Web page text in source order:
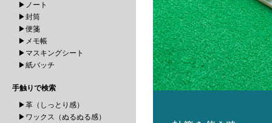
▶ノート
▶封筒
▶便箋
▶メモ帳
▶マスキングシート
▶紙バッチ
手触りで検索
▶革（しっとり感）
▶ワックス（ぬるぬる感）